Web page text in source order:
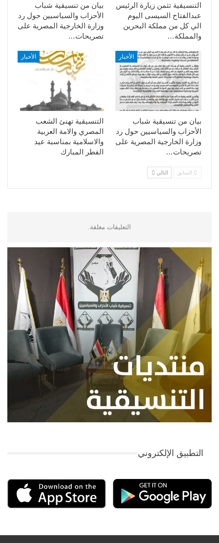
بيان من تنسيقية شباب
الأحزاب والسياسيين حول رد
وزارة الخارجية المصرية على
تصريحات…
التنسيقية تثمن زيارة الرئيس
عبدالفتاح السيسى اليوم
الي كل من مملكة البحرين
والمملكة…
الأخبار
التنسيقية تهنئ الشعب
المصري والامة العربية
والاسلامية بمناسبة عيد
الفطر المبارك
الأخبار
بيان من تنسيقية شباب
الأحزاب والسياسيين حول رد
وزارة الخارجية المصرية على
تصريحات…
السابق التالي
التعليقات مغلقة.
التطبيق الإلكتروني